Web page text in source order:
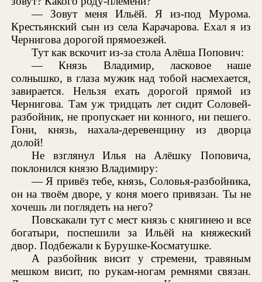
— Зовут меня Ильёй. Я из-под Мурома.
Крестьянский сын из села Карачарова. Ехал я из
Чернигова дорогой прямоезжей.
Тут как вскочит из-за стола Алёша Попович:
— Князь Владимир, ласковое наше
солнышко, в глаза мужик над тобой насмехается,
завирается. Нельзя ехать дорогой прямой из
Чернигова. Там уж тридцать лет сидит Соловей-
разбойник, не пропускает ни конного, ни пешего.
Гони, князь, нахала-деревенщину из дворца
долой!
Не взглянул Илья на Алёшку Поповича,
поклонился князю Владимиру:
— Я привёз тебе, князь, Соловья-разбойника,
он на твоём дворе, у коня моего привязан. Ты не
хочешь ли поглядеть на него?
Повскакали тут с мест князь с княгинею и все
богатыри, поспешили за Ильёй на княжеский
двор. Подбежали к Бурушке-Косматушке.
А разбойник висит у стремени, травяным
мешком висит, по рукам-ногам ремнями связан.